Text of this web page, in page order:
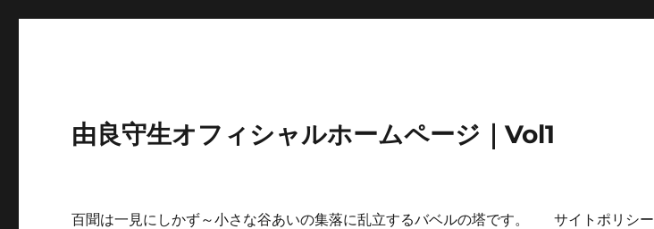
由良守生オフィシャルホームページ｜Vol1
百聞は一見にしかず～小さな谷あいの集落に乱立するバベルの塔です。 サイトポリシー